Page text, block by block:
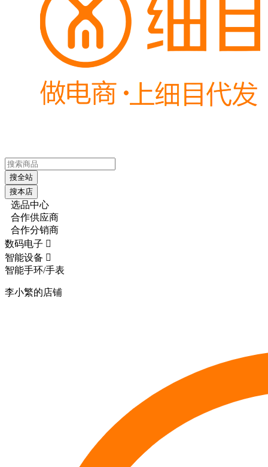
搜全站
搜本店
选品中心
合作供应商
合作分销商
数码电子 
智能设备 
智能手环/手表
李小繁的店铺